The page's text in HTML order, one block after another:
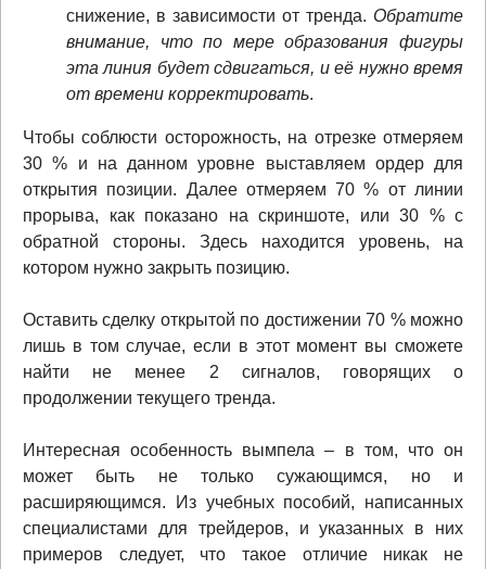
снижение, в зависимости от тренда. Обратите
внимание, что по мере образования фигуры
эта линия будет сдвигаться, и её нужно время
от времени корректировать.
Чтобы соблюсти осторожность, на отрезке отмеряем
30 % и на данном уровне выставляем ордер для
открытия позиции. Далее отмеряем 70 % от линии
прорыва, как показано на скриншоте, или 30 % с
обратной стороны. Здесь находится уровень, на
котором нужно закрыть позицию.
Оставить сделку открытой по достижении 70 % можно
лишь в том случае, если в этот момент вы сможете
найти не менее 2 сигналов, говорящих о
продолжении текущего тренда.
Интересная особенность вымпела – в том, что он
может быть не только сужающимся, но и
расширяющимся. Из учебных пособий, написанных
специалистами для трейдеров, и указанных в них
примеров следует, что такое отличие никак не